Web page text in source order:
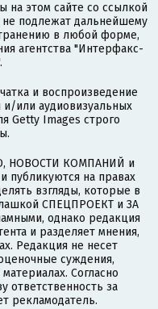
этом сайте со ссылкой
не подлежат дальнейшему
в любой форме,
агентства "Интерфакс-
и воспроизведение
или аудиовизуальных
Getty Images строго
НОВОСТИ КОМПАНИЙ и
на правах
взгляды, которые в
СПЕЦПРОЕКТ и ЗА
однако редакция
и разделяет мнения,
Редакция не несет
суждения,
Согласно
ответственность за
рекламодатель.